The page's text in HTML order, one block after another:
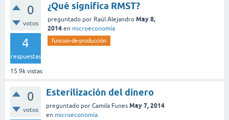
0
votos
4
respuestas
15.9k vistas
¿Qué significa RMST?
preguntado por Raúl Alejandro May 8,
2014 en microeconomía
funcion-de-producción
0
votos
Esterilización del dinero
preguntado por Camila Funes May 7, 2014
en microeconomía